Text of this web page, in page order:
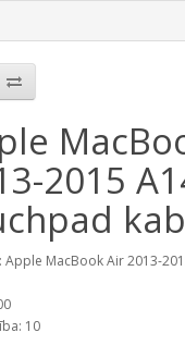
2015
Apple MacBook Air 2013-
10